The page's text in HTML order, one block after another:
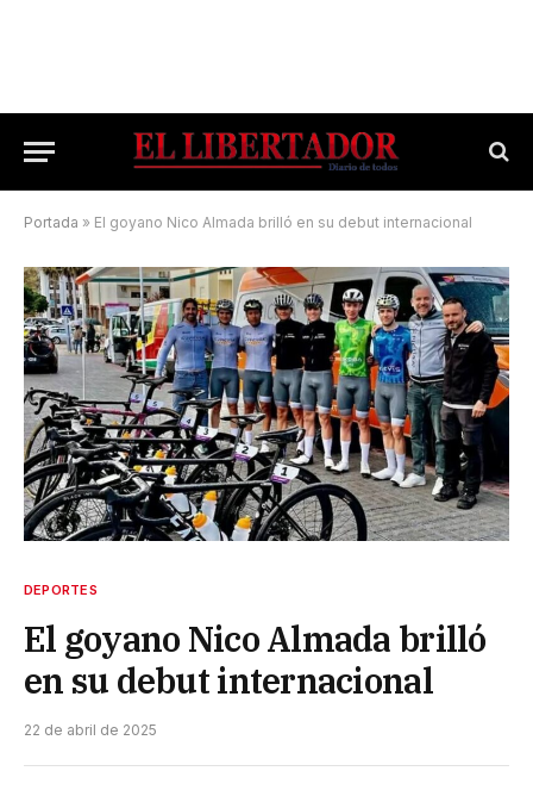
Portada » El goyano Nico Almada brilló en su debut internacional
DEPORTES
El goyano Nico Almada brilló
en su debut internacional
22 de abril de 2025